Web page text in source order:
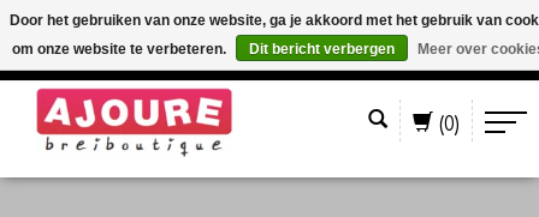
(0)
Door het gebruiken van onze website, ga je akkoord met het gebruik van
om onze website te verbeteren.
Dit bericht verbergen Meer over